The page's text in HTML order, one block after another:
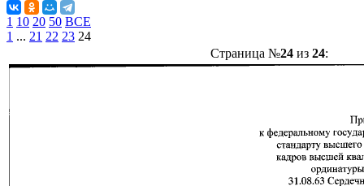
1 10 20 50 ВСЕ
1 ... 21 22 23 24
Страница №24из 24: